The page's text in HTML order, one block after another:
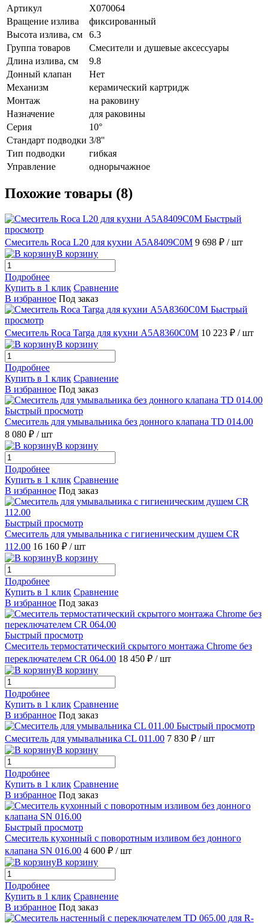
Артикул
X070064
Вращение излива
фиксированный
Высота излива, см
6.3
Группа товаров
Смесители и душевые аксессуары
Длина излива, см
9.8
Донный клапан
Нет
Механизм
керамический картридж
Монтаж
на раковину
Назначение
для раковины
Серия
10°
Стандарт подводки 3/8''
Тип подводки
гибкая
Управление
однорычажное
Похожие товары (8)
Быстрый
просмотр
Смеситель Roca L20 для кухни A5A8409C0M 9 698 ₽ / шт
В корзину
Подробнее
Купить в 1 клик Сравнение
В избранное Под заказ
Быстрый
просмотр
Смеситель Roca Targa для кухни A5A8360C0M 10 223 ₽ / шт
В корзину
Подробнее
Купить в 1 клик Сравнение
В избранное Под заказ
Быстрый просмотр
Смеситель для умывальника без донного клапана TD 014.00
8 080 ₽ / шт
В корзину
Подробнее
Купить в 1 клик Сравнение
В избранное Под заказ
Быстрый просмотр
Смеситель для умывальника с гигиеническим душем CR
112.00 16 160 ₽ / шт
В корзину
Подробнее
Купить в 1 клик Сравнение
В избранное Под заказ
Быстрый просмотр
Смеситель термостатический скрытого монтажа Chrome без
переключателем CR 064.00 18 450 ₽ / шт
В корзину
Подробнее
Купить в 1 клик Сравнение
В избранное Под заказ
Быстрый просмотр
Смеситель для умывальника CL 011.00 7 830 ₽ / шт
В корзину
Подробнее
Купить в 1 клик Сравнение
В избранное Под заказ
Быстрый просмотр
Смеситель кухонный с поворотным изливом без донного
клапана SN 016.00 4 600 ₽ / шт
В корзину
Подробнее
Купить в 1 клик Сравнение
В избранное Под заказ